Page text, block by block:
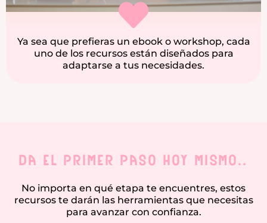
Ya sea que prefieras un ebook o workshop, cada
uno de los recursos están diseñados para
adaptarse a tus necesidades.
da el primer paso hoy mismo..​
No importa en qué etapa te encuentres, estos
recursos te darán las herramientas que necesitas
para avanzar con confianza.